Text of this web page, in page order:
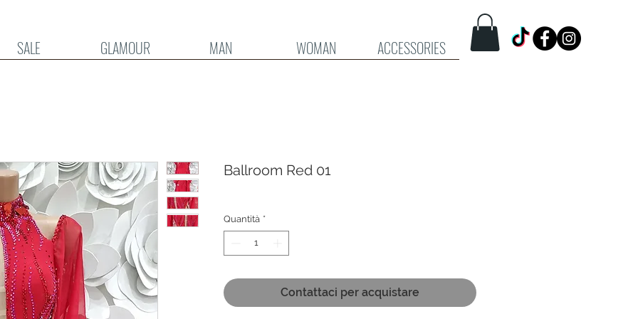
SALE GLAMOUR MAN WOMAN ACCESSORIES
Ballroom Red 01
Quantità *
Contattaci per acquistare